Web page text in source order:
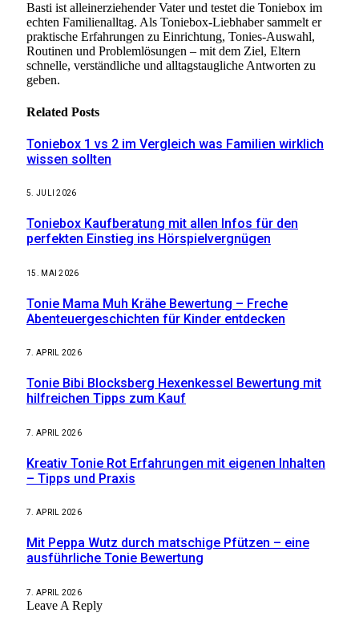
Basti ist alleinerziehender Vater und testet die Toniebox im
echten Familienalltag. Als Toniebox-Liebhaber sammelt er
praktische Erfahrungen zu Einrichtung, Tonies-Auswahl,
Routinen und Problemlösungen – mit dem Ziel, Eltern
schnelle, verständliche und alltagstaugliche Antworten zu
geben.
Related Posts
Toniebox 1 vs 2 im Vergleich was Familien wirklich
wissen sollten
5. JULI 2026
Toniebox Kaufberatung mit allen Infos für den
perfekten Einstieg ins Hörspielvergnügen
15. MAI 2026
Tonie Mama Muh Krähe Bewertung – Freche
Abenteuergeschichten für Kinder entdecken
7. APRIL 2026
Tonie Bibi Blocksberg Hexenkessel Bewertung mit
hilfreichen Tipps zum Kauf
7. APRIL 2026
Kreativ Tonie Rot Erfahrungen mit eigenen Inhalten
– Tipps und Praxis
7. APRIL 2026
Mit Peppa Wutz durch matschige Pfützen – eine
ausführliche Tonie Bewertung
7. APRIL 2026
Leave A Reply